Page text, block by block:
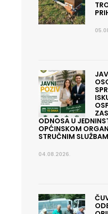
ODNOSA U
OPĆINSKOM
STRUČNIM
04.08.2026.